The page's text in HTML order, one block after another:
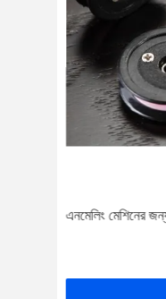
এনমেলিং মেশিনের